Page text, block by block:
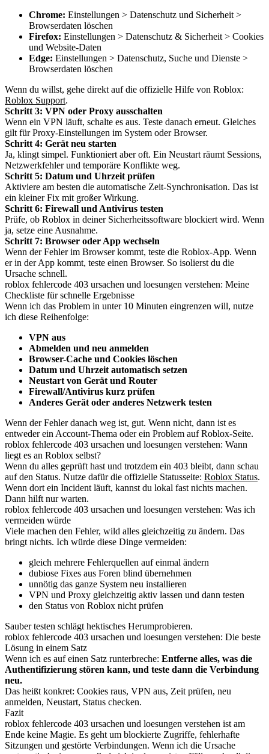
Chrome: Einstellungen > Datenschutz und Sicherheit >
Browserdaten löschen
Firefox: Einstellungen > Datenschutz & Sicherheit > Cookies
und Website-Daten
Edge: Einstellungen > Datenschutz, Suche und Dienste >
Browserdaten löschen
Wenn du willst, gehe direkt auf die offizielle Hilfe von Roblox:
Roblox Support.
Schritt 3: VPN oder Proxy ausschalten
Wenn ein VPN läuft, schalte es aus. Teste danach erneut. Gleiches
gilt für Proxy-Einstellungen im System oder Browser.
Schritt 4: Gerät neu starten
Ja, klingt simpel. Funktioniert aber oft. Ein Neustart räumt Sessions,
Netzwerkfehler und temporäre Konflikte weg.
Schritt 5: Datum und Uhrzeit prüfen
Aktiviere am besten die automatische Zeit-Synchronisation. Das ist
ein kleiner Fix mit großer Wirkung.
Schritt 6: Firewall und Antivirus testen
Prüfe, ob Roblox in deiner Sicherheitssoftware blockiert wird. Wenn
ja, setze eine Ausnahme.
Schritt 7: Browser oder App wechseln
Wenn der Fehler im Browser kommt, teste die Roblox-App. Wenn
er in der App kommt, teste einen Browser. So isolierst du die
Ursache schnell.
roblox fehlercode 403 ursachen und loesungen verstehen: Meine
Checkliste für schnelle Ergebnisse
Wenn ich das Problem in unter 10 Minuten eingrenzen will, nutze
ich diese Reihenfolge:
VPN aus
Abmelden und neu anmelden
Browser-Cache und Cookies löschen
Datum und Uhrzeit automatisch setzen
Neustart von Gerät und Router
Firewall/Antivirus kurz prüfen
Anderes Gerät oder anderes Netzwerk testen
Wenn der Fehler danach weg ist, gut. Wenn nicht, dann ist es
entweder ein Account-Thema oder ein Problem auf Roblox-Seite.
roblox fehlercode 403 ursachen und loesungen verstehen: Wann
liegt es an Roblox selbst?
Wenn du alles geprüft hast und trotzdem ein 403 bleibt, dann schau
auf den Status. Nutze dafür die offizielle Statusseite: Roblox Status.
Wenn dort ein Incident läuft, kannst du lokal fast nichts machen.
Dann hilft nur warten.
roblox fehlercode 403 ursachen und loesungen verstehen: Was ich
vermeiden würde
Viele machen den Fehler, wild alles gleichzeitig zu ändern. Das
bringt nichts. Ich würde diese Dinge vermeiden:
gleich mehrere Fehlerquellen auf einmal ändern
dubiose Fixes aus Foren blind übernehmen
unnötig das ganze System neu installieren
VPN und Proxy gleichzeitig aktiv lassen und dann testen
den Status von Roblox nicht prüfen
Sauber testen schlägt hektisches Herumprobieren.
roblox fehlercode 403 ursachen und loesungen verstehen: Die beste
Lösung in einem Satz
Wenn ich es auf einen Satz runterbreche: Entferne alles, was die
Authentifizierung stören kann, und teste dann die Verbindung
neu.
Das heißt konkret: Cookies raus, VPN aus, Zeit prüfen, neu
anmelden, Neustart, Status checken.
Fazit
roblox fehlercode 403 ursachen und loesungen verstehen ist am
Ende keine Magie. Es geht um blockierte Zugriffe, fehlerhafte
Sitzungen und gestörte Verbindungen. Wenn ich die Ursache